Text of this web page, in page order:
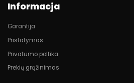
Informacja
Garantija
Pristatymas
Privatumo poltika
Prekių grąžinimas